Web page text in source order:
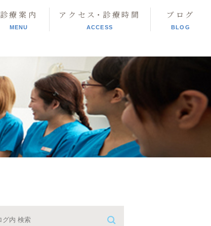
診療案内
MENU
アクセス･診療時間
ACCESS
ブログ
BLOG